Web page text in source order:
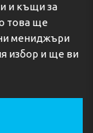
и къщи за
това ще
мениджъри
избор и ще ви